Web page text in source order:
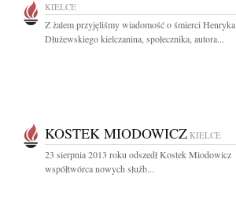
KIELCE
Z żalem przyjęliśmy wiadomość o śmierci Henryka
Dłużewskiego kielczanina, społecznika, autora...
KOSTEK MIODOWICZ KIELCE
23 sierpnia 2013 roku odszedł Kostek Miodowicz
współtwórca nowych służb...